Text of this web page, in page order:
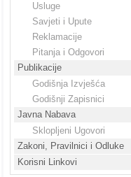
Usluge
Savjeti i Upute
Reklamacije
Pitanja i Odgovori
Publikacije
Godišnja Izvješća
Godišnji Zapisnici
Javna Nabava
Sklopljeni Ugovori
Zakoni, Pravilnici i Odluke
Korisni Linkovi